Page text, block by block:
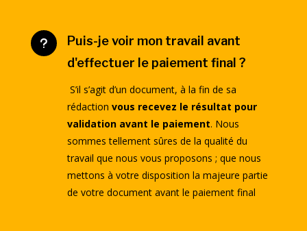
u
Puis-je voir mon travail avant
d'effectuer le paiement final ?
S’il s’agit d’un document, à la fin de sa
rédaction vous recevez le résultat pour
validation avant le paiement. Nous
sommes tellement sûres de la qualité du
travail que nous vous proposons ; que nous
mettons à votre disposition la majeure partie
de votre document avant le paiement final